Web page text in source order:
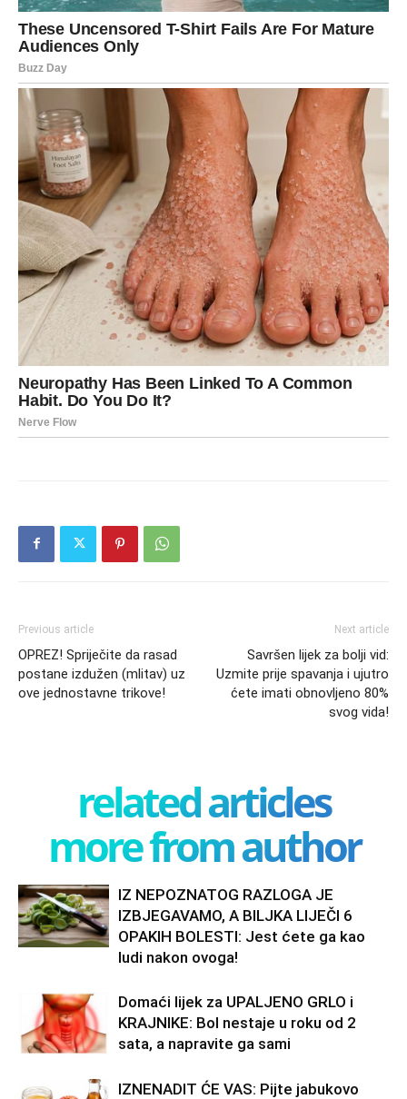
Previous article
OPREZ! Spriječite da rasad
postane izdužen (mlitav) uz
ove jednostavne trikove!
Next article
Savršen lijek za bolji vid:
Uzmite prije spavanja i ujutro
ćete imati obnovljeno 80%
svog vida!
related articles
more from author
IZ NEPOZNATOG RAZLOGA JE
IZBJEGAVAMO, A BILJKA LIJEČI 6
OPAKIH BOLESTI: Jest ćete ga kao
ludi nakon ovoga!
Domaći lijek za UPALJENO GRLO i
KRAJNIKE: Bol nestaje u roku od 2
sata, a napravite ga sami
IZNENADIT ĆE VAS: Pijte jabukovo